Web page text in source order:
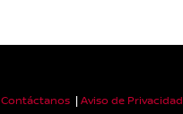
Contáctanos |Aviso de Privacidad